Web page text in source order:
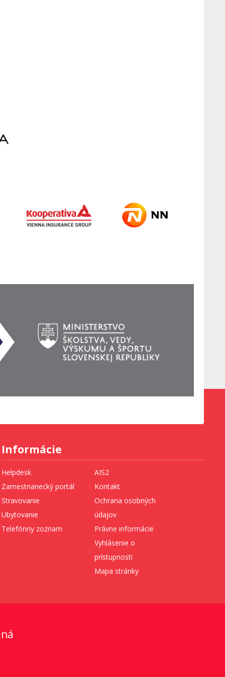
Informácie
Helpdesk
Zamestnanecký portál
Stravovanie
Ubytovanie
Telefónny zoznam
AIS2
Kontakt
Ochrana osobných
údajov
Právne informácie
Vyhlásenie o
prístupnosti
Mapa stránky